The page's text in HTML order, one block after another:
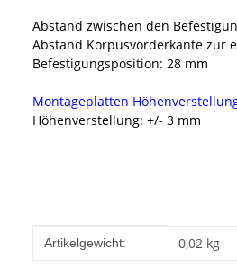
Abstand zwischen den
Abstand Korpusvorderkante zur
Befestigungsposition: 28 mm
Montageplatten
Höhenverstellung: +/- 3 mm
Produkteigenschaft
Wert
Artikelgewicht: 0,02 kg